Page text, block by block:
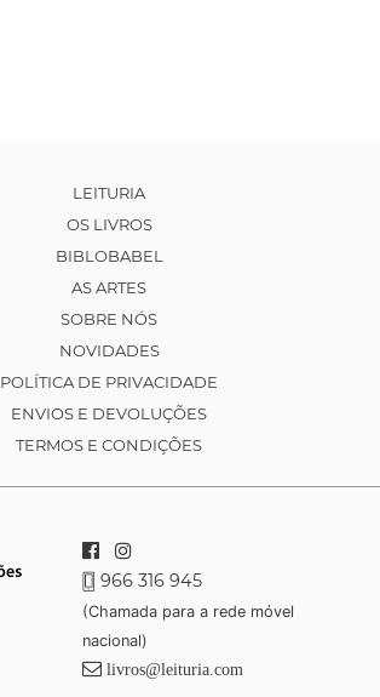
LEITURIA
OS LIVROS
BIBLOBABEL
AS ARTES
SOBRE NÓS
NOVIDADES
POLÍTICA DE PRIVACIDADE
ENVIOS E DEVOLUÇÕES
TERMOS E CONDIÇÕES
966 316 945
(Chamada para a rede móvel
nacional)
livros@leituria.com